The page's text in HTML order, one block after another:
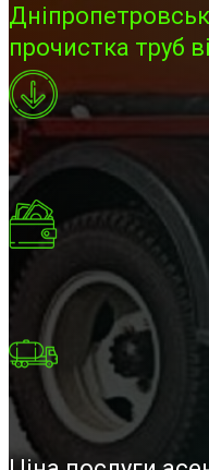
прочистка труб